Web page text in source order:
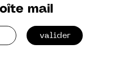
mail
valider